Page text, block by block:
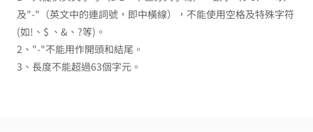
及"-"（英文中的連詞號，即中橫線），不能使用空格及特殊字符
(如!、$ 、&、?等)。
2、"-"不能用作開頭和結尾。
3、長度不能超過63個字元。